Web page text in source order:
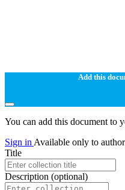
Add this
You can add this document to
Sign in Available only to
Title
Description (optional)